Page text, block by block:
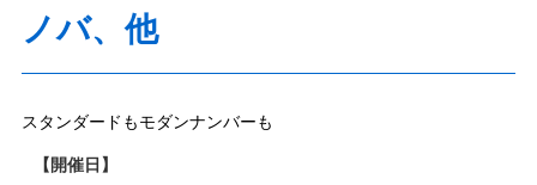
ノバ、他
スタンダードもモダンナンバーも
開催日